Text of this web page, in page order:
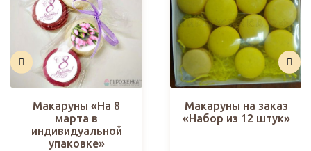
Макаруны «На 8
марта в
индивидуальной
упаковке»
Макаруны на заказ
«Набор из 12 штук»